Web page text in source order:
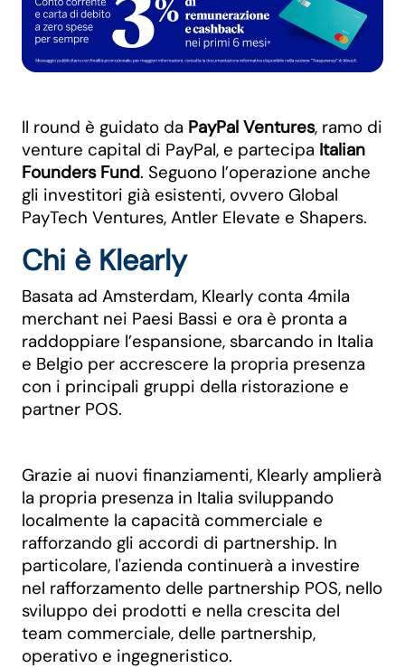
Il round è guidato da PayPal Ventures, ramo di
venture capital di PayPal, e partecipa Italian
Founders Fund. Seguono l’operazione anche
gli investitori già esistenti, ovvero Global
PayTech Ventures, Antler Elevate e Shapers.
Chi è Klearly
Basata ad Amsterdam, Klearly conta 4mila
merchant nei Paesi Bassi e ora è pronta a
raddoppiare l’espansione, sbarcando in Italia
e Belgio per accrescere la propria presenza
con i principali gruppi della ristorazione e
partner POS.
Grazie ai nuovi finanziamenti, Klearly amplierà
la propria presenza in Italia sviluppando
localmente la capacità commerciale e
rafforzando gli accordi di partnership. In
particolare, l'azienda continuerà a investire
nel rafforzamento delle partnership POS, nello
sviluppo dei prodotti e nella crescita del
team commerciale, delle partnership,
operativo e ingegneristico.